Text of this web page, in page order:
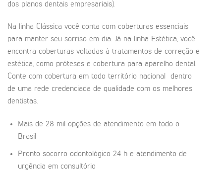
dos planos dentais empresariais).
Na linha Clássica você conta com coberturas essenciais
para manter seu sorriso em dia. Já na linha Estética, você
encontra coberturas voltadas à tratamentos de correção e
estética, como próteses e cobertura para aparelho dental.
Conte com cobertura em todo território nacional dentro
de uma rede credenciada de qualidade com os melhores
dentistas.
Mais de 28 mil opções de atendimento em todo o
Brasil
Pronto socorro odontológico 24 h e atendimento de
urgência em consultório